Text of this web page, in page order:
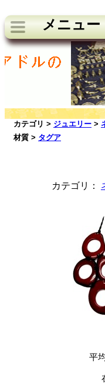
メニュー
カテゴリ > ジュエリー >
材質 > タグア
カテゴリ：
平